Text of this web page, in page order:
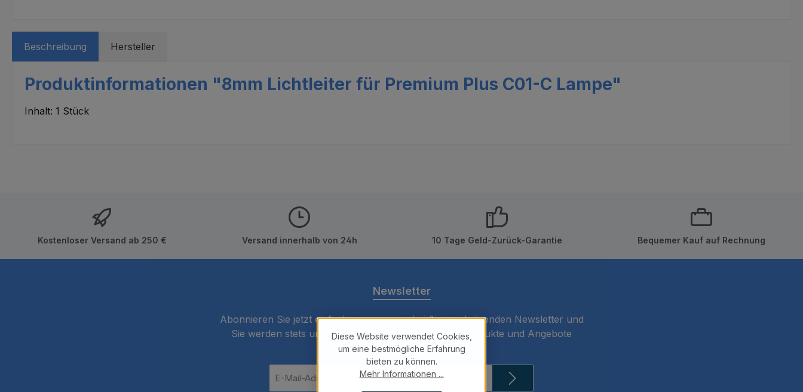
Beschreibung Hersteller
Produktinformationen "8mm Lichtleiter für Premium Plus C01-C Lampe"
Inhalt: 1 Stück
Kostenloser Versand ab 250 € Versand innerhalb von 24h 10 Tage Geld-Zurück-Garantie Bequemer Kauf auf Rechnung
Newsletter
Abonnieren Sie jetzt einfach unseren regelmäßig erscheinenden Newsletter und
Sie werden stets unter den Ersten sein, über neue Produkte und Angebote
informiert werden.
Mail-
Diese Website verwendet Cookies,
um eine bestmögliche Erfahrung
bieten zu können.
Mehr Informationen ...